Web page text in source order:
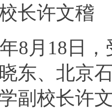
长许文稽
月18日，
东、北京
副校长许